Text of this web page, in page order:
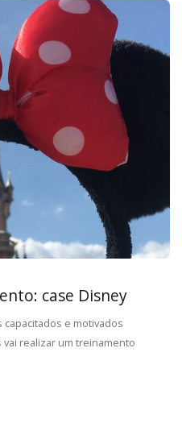
case Disney
e motivados
realizar um treinamento